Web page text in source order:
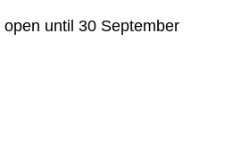
until 30 September